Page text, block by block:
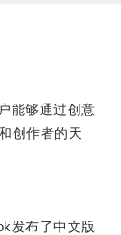
能够通过创意
创作者的天
发布了中文版